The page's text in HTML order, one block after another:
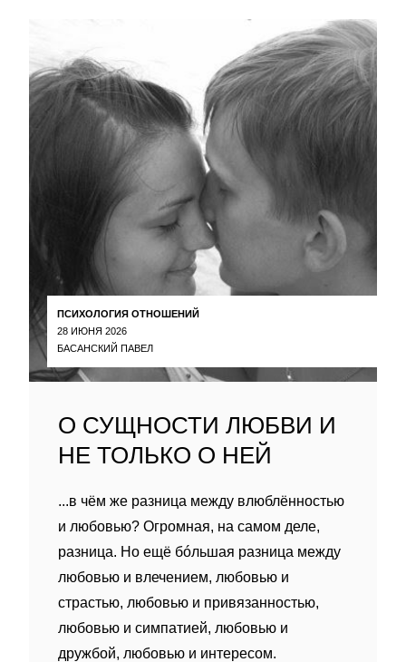
ПСИХОЛОГИЯ ОТНОШЕНИЙ
28 ИЮНЯ 2026
БАСАНСКИЙ ПАВЕЛ
О СУЩНОСТИ ЛЮБВИ И
НЕ ТОЛЬКО О НЕЙ
...в чём же разница между влюблённостью
и любовью? Огромная, на самом деле,
разница. Но ещё бóльшая разница между
любовью и влечением, любовью и
страстью, любовью и привязанностью,
любовью и симпатией, любовью и
дружбой, любовью и интересом.